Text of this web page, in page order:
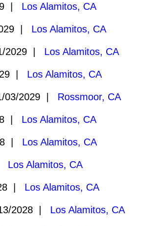
| Los Alamitos, CA
| Los Alamitos, CA
2029 | Los Alamitos, CA
| Los Alamitos, CA
03/2029 | Rossmoor, CA
| Los Alamitos, CA
| Los Alamitos, CA
Los Alamitos, CA
| Los Alamitos, CA
2028 | Los Alamitos, CA